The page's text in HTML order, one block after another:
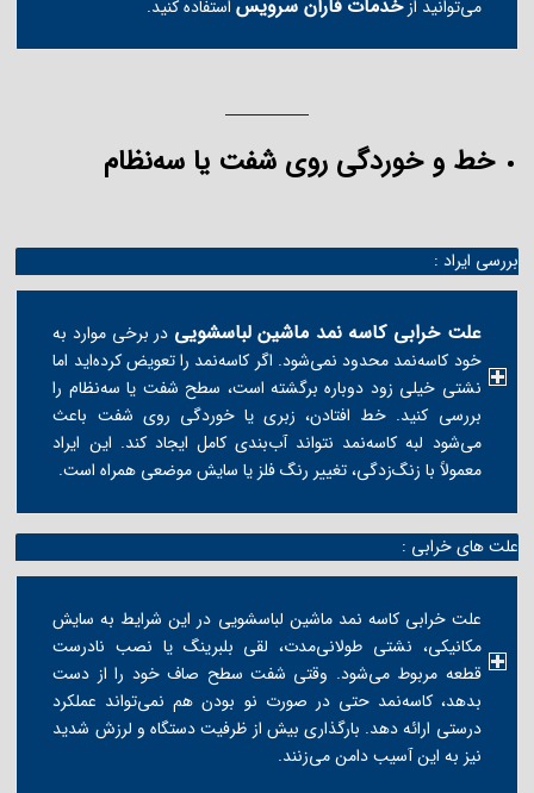
می‌توانید ازخدمات فاران سرویس استفاده کنید.
خط و خوردگی روی شفت یا سه‌نظام
بررسی ایراد :
علت خرابی کاسه نمد ماشین لباسشویی در برخی موارد به
خود کاسه‌نمد محدود نمی‌شود. اگر کاسه‌نمد را تعویض کرده‌اید اما
نشتی خیلی زود دوباره برگشته است، سطح شفت یا سه‌نظام را
بررسی کنید. خط افتادن، زبری یا خوردگی روی شفت باعث
می‌شود لبه کاسه‌نمد نتواند آب‌بندی کامل ایجاد کند. این ایراد
معمولاً با زنگ‌زدگی، تغییر رنگ فلز یا سایش موضعی همراه است.
علت های خرابی :
علت خرابی کاسه نمد ماشین لباسشویی در این شرایط به سایش
مکانیکی، نشتی طولانی‌مدت، لقی بلبرینگ یا نصب نادرست
قطعه مربوط می‌شود. وقتی شفت سطح صاف خود را از دست
بدهد، کاسه‌نمد حتی در صورت نو بودن هم نمی‌تواند عملکرد
درستی ارائه دهد. بارگذاری بیش از ظرفیت دستگاه و لرزش شدید
نیز به این آسیب دامن می‌زنند.